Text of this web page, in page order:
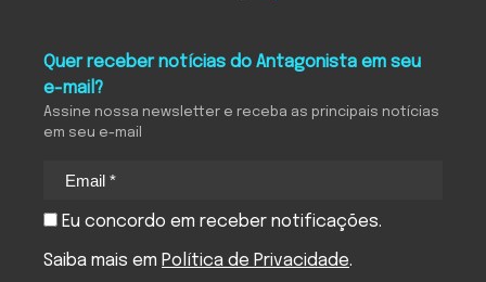
Quer receber notícias do Antagonista em seu
e-mail?
Assine nossa newsletter e receba as principais notícias
em seu e-mail
Eu concordo em receber notificações.
Saiba mais em Política de Privacidade.